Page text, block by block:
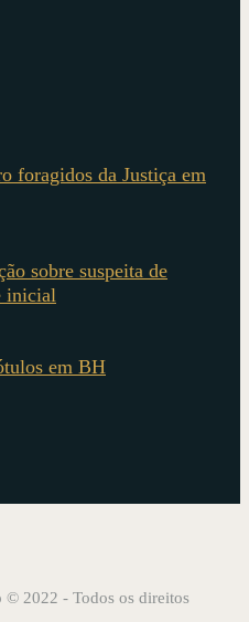
foragidos da Justiça em
sobre suspeita de
inicial
em BH
© 2022 - Todos os direitos